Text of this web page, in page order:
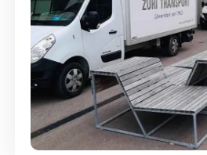
Umzugsreinigung - mit
Abgabegarantie